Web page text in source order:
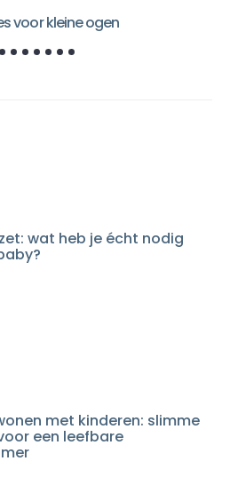
voor kleine ogen
wat heb je écht nodig
met kinderen: slimme
een leefbare